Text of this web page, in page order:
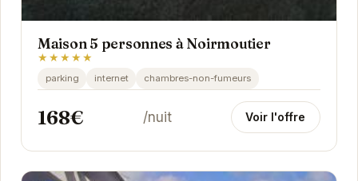
Maison 5 personnes à Noirmoutier
★★★★★
parking internet chambres-non-fumeurs
168€ /nuit Voir l'offre